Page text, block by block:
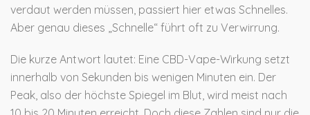
verdaut werden müssen, passiert hier etwas Schnelles.
Aber genau dieses „Schnelle“ führt oft zu Verwirrung.
Die kurze Antwort lautet: Eine CBD-Vape-Wirkung setzt
innerhalb von Sekunden bis wenigen Minuten ein. Der
Peak, also der höchste Spiegel im Blut, wird meist nach